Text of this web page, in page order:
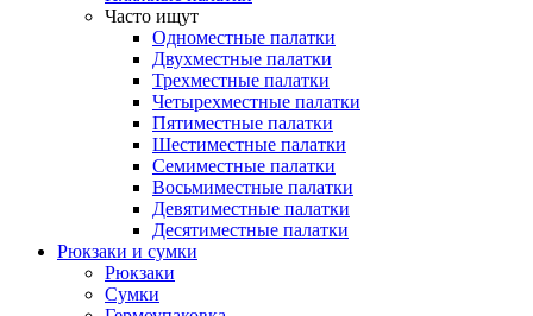
Часто ищут
Одноместные палатки
Двухместные палатки
Трехместные палатки
Четырехместные палатки
Пятиместные палатки
Шестиместные палатки
Семиместные палатки
Восьмиместные палатки
Девятиместные палатки
Десятиместные палатки
Рюкзаки и сумки
Рюкзаки
Сумки